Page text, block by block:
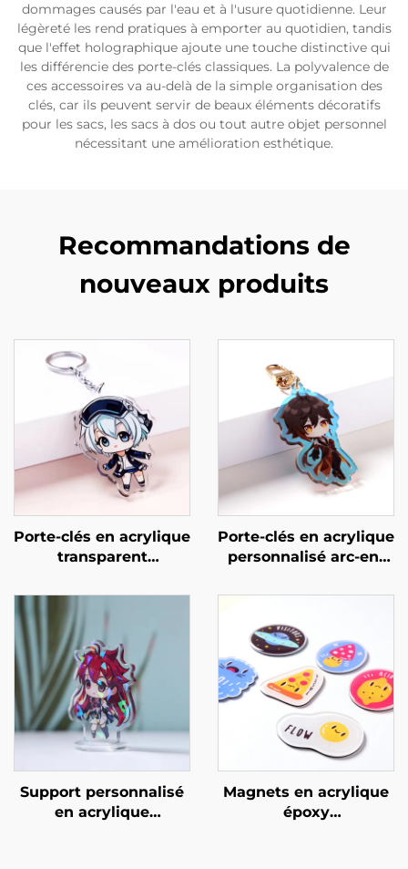
dommages causés par l'eau et à l'usure quotidienne. Leur
légèreté les rend pratiques à emporter au quotidien, tandis
que l'effet holographique ajoute une touche distinctive qui
les différencie des porte-clés classiques. La polyvalence de
ces accessoires va au-delà de la simple organisation des
clés, car ils peuvent servir de beaux éléments décoratifs
pour les sacs, les sacs à dos ou tout autre objet personnel
nécessitant une amélioration esthétique.
Recommandations de
nouveaux produits
Porte-clés en acrylique
transparent
Porte-clés en acrylique
personnalisé arc-en-
Support personnalisé
en acrylique
Magnets en acrylique
époxy